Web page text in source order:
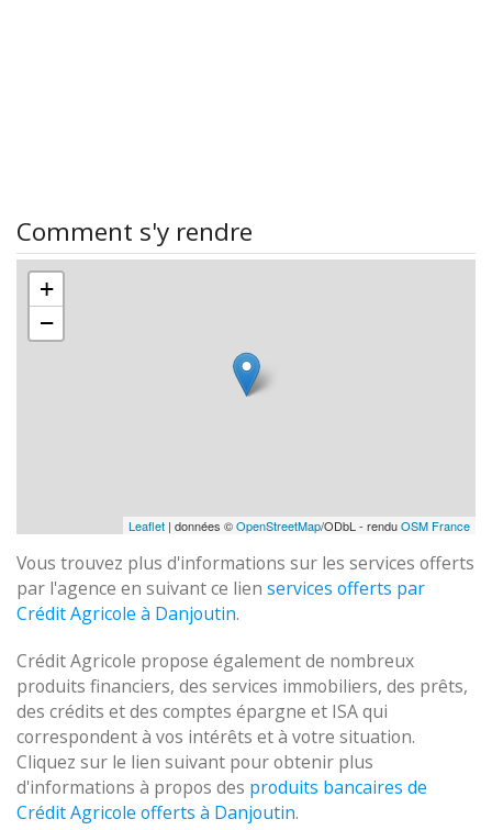
Comment s'y rendre
+
−
Leaflet | données ©OpenStreetMap/ODbL - renduOSM France
Vous trouvez plus d'informations sur les services offerts
par l'agence en suivant ce lien services offerts par
Crédit Agricole à Danjoutin.
Crédit Agricole propose également de nombreux
produits financiers, des services immobiliers, des prêts,
des crédits et des comptes épargne et ISA qui
correspondent à vos intérêts et à votre situation.
Cliquez sur le lien suivant pour obtenir plus
d'informations à propos des produits bancaires de
Crédit Agricole offerts à Danjoutin.